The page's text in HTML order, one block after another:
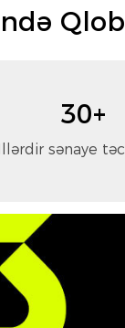
30+
sənaye